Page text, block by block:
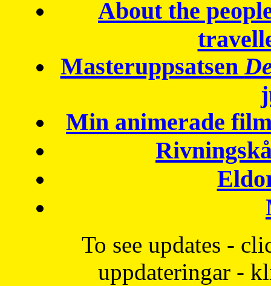
About the
Masteruppsatsen
Min animerade
To see updates -
uppdateringar -